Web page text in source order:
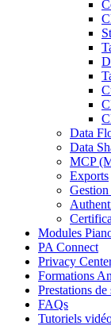
Data
Data
MCP
Exports
Gestion
Modules
PA Connect
Privacy
Formations
Prestations
FAQs
Tutoriels